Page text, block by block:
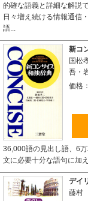
的確な語義と詳細な解説
日々増え続ける情報通信
語...
新コ
国松
吾・
価格：
36,000語の見出し語、6
文に必要十分な語句に加
デイ
藤村